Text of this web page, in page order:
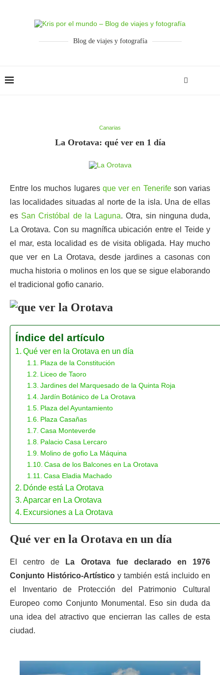
Blog de viajes y fotografía
Canarias
La Orotava: qué ver en 1 día
Entre los muchos lugares que ver en Tenerifeson varias
las localidades situadas al norte de la isla. Una de ellas
es San Cristóbal de la Laguna. Otra, sin ninguna duda,
La Orotava. Con su magnífica ubicación entre el Teide y
el mar, esta localidad es de visita obligada. Hay mucho
que ver en La Orotava, desde jardines a casonas con
mucha historia o molinos en los que se sigue elaborando
el tradicional gofio canario.
Índice del artículo
Qué ver en la Orotava en un día
Plaza de la Constitución
Liceo de Taoro
Jardines del Marquesado de la Quinta Roja
Jardín Botánico de La Orotava
Plaza del Ayuntamiento
Plaza Casañas
Casa Monteverde
Palacio Casa Lercaro
Molino de gofio La Máquina
Casa de los Balcones en La Orotava
Casa Eladia Machado
Dónde está La Orotava
Aparcar en La Orotava
Excursiones a La Orotava
Qué ver en la Orotava en un día
El centro de
La Orotava fue declarado en 1976
Conjunto Histórico-Artístico y también está incluido en
el Inventario de Protección del Patrimonio Cultural
Europeo como Conjunto Monumental. Eso sin duda da
una idea del atractivo que encierran las calles de esta
ciudad.